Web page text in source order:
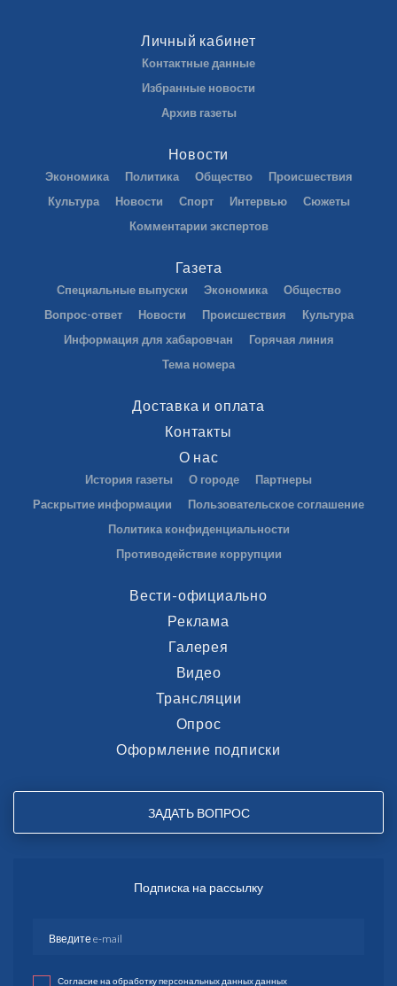
Личный кабинет
Контактные данные
Избранные новости
Архив газеты
Новости
Экономика Политика Общество
Происшествия
Культура
Новости Спорт Интервью
Сюжеты
Комментарии экспертов
Газета
Специальные выпуски Экономика
Общество
Вопрос-ответ
Новости Происшествия
Культура
Информация для хабаровчан
Горячая линия
Тема номера
Доставка и оплата
Контакты
О нас
История газеты О городе
Партнеры
Раскрытие информации
Пользовательское соглашение
Политика конфиденциальности
Противодействие коррупции
Вести-официально
Реклама
Галерея
Видео
Трансляции
Опрос
Оформление подписки
ЗАДАТЬ ВОПРОС
Подписка на рассылку
Согласие на обработку персональных данных данных